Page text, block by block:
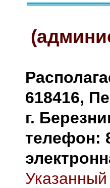
618416,
г.
телефон: